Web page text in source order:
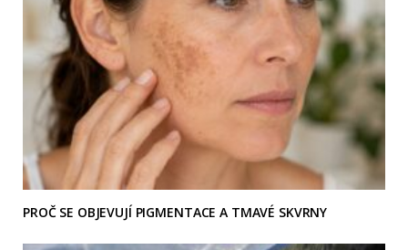
PROČ SE OBJEVUJÍ PIGMENTACE A TMAVÉ SKVRNY